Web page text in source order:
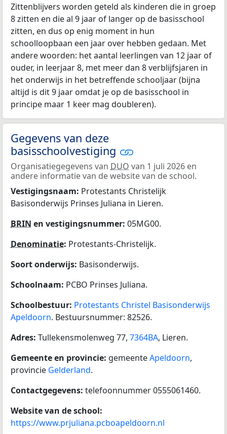
Zittenblijvers worden geteld als kinderen die in groep
8 zitten en die al 9 jaar of langer op de basisschool
zitten, en dus op enig moment in hun
schoolloopbaan een jaar over hebben gedaan. Met
andere woorden: het aantal leerlingen van 12 jaar of
ouder, in leerjaar 8, met meer dan 8 verblijfsjaren in
het onderwijs in het betreffende schooljaar (bijna
altijd is dit 9 jaar omdat je op de basisschool in
principe maar 1 keer mag doubleren).
Gegevens van deze
basisschoolvestiging
Organisatiegegevens van DUO van 1 juli 2026 en
andere informatie van de website van de school.
Vestigingsnaam: Protestants Christelijk
Basisonderwijs Prinses Juliana in Lieren.
BRIN en vestigingsnummer: 05MG00.
Denominatie: Protestants-Christelijk.
Soort onderwijs: Basisonderwijs.
Schoolnaam: PCBO Prinses Juliana.
Schoolbestuur: Protestants Christel Basisonderwijs
Apeldoorn. Bestuursnummer: 82526.
Adres: Tullekensmolenweg 77, 7364BA, Lieren.
Gemeente en provincie: gemeenteApeldoorn,
provincie Gelderland.
Contactgegevens: telefoonnummer 0555061460.
Website van de school:
https://www.prjuliana.pcboapeldoorn.nl